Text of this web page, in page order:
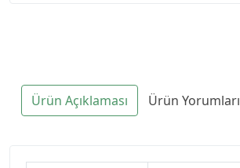
Ürün Açıklaması Ürün Yorumları